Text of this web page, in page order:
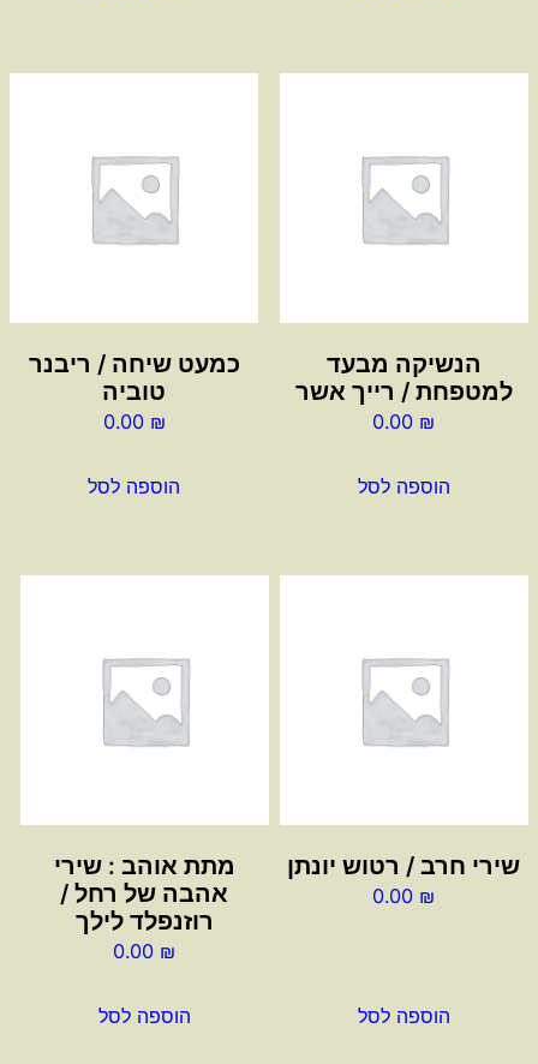
הנשיקה מבעד
למטפחת / רייך אשר
0.00 ₪
הוספה לסל
כמעט שיחה / ריבנר
טוביה
0.00 ₪
הוספה לסל
שירי חרב / רטוש יונתן
0.00 ₪
הוספה לסל
מתת אוהב : שירי
אהבה של רחל /
רוזנפלד לילך
0.00 ₪
הוספה לסל